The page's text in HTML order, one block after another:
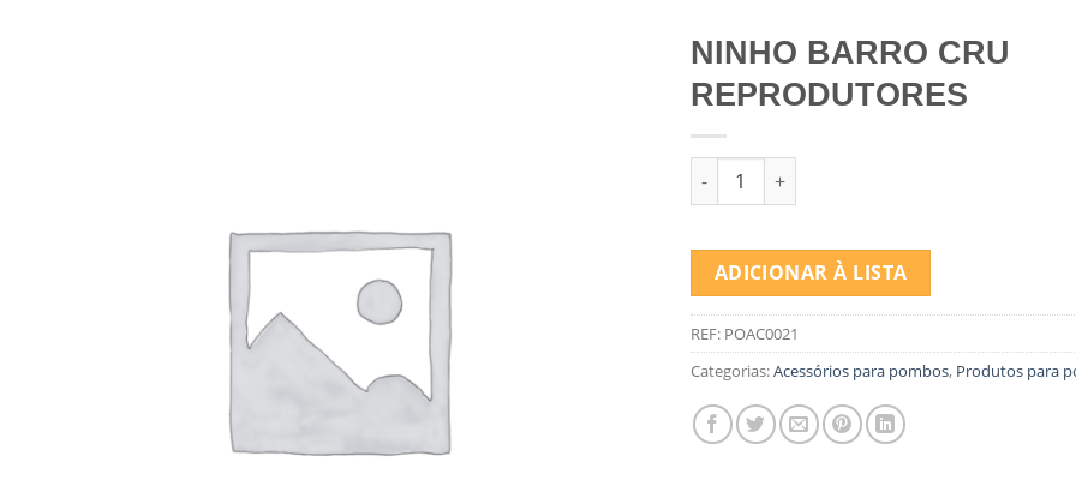
NINHO BARRO CRU
REPRODUTORES
Quantidade de NINHO BARRO CRU
ADICIONAR À LISTA
REF: POAC0021
Categorias:Acessórios para pombos, Produtos para